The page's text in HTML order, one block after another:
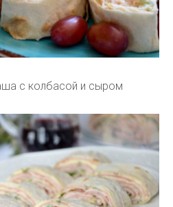
с колбасой и сыром